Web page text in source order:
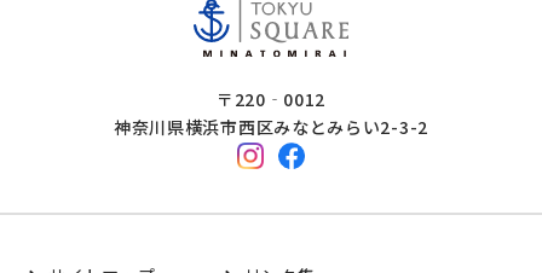
〒220‐0012
神奈川県横浜市西区みなとみらい2-3-2